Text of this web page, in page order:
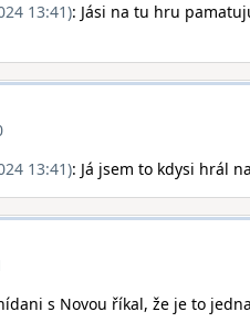
13:41): Jási na tu hru
13:41): Já jsem to kdysi hrál
s Novou říkal, že je to